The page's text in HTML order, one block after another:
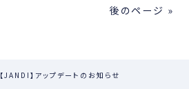
後のページ »
【JANDI】アップデートのお知らせ